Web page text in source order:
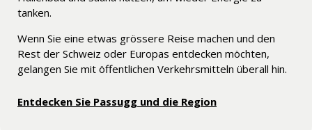
tanken.
Wenn Sie eine etwas grössere Reise machen und den
Rest der Schweiz oder Europas entdecken möchten,
gelangen Sie mit öffentlichen Verkehrsmitteln überall hin.
Entdecken Sie Passugg und die Region